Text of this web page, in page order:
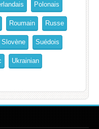
Polonais
Roumain Russe
Slovène Suédois
Ukrainian